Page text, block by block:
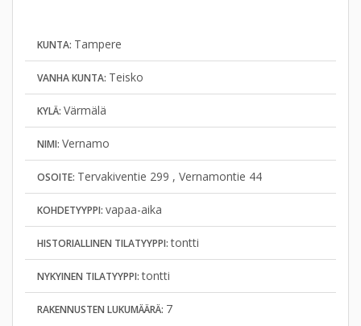
KUNTA: Tampere
VANHA KUNTA: Teisko
KYLÄ: Värmälä
NIMI: Vernamo
OSOITE: Tervakiventie 299 , Vernamontie 44
KOHDETYYPPI: vapaa-aika
HISTORIALLINEN TILATYYPPI:tontti
NYKYINEN TILATYYPPI:tontti
RAKENNUSTEN LUKUMÄÄRÄ: 7